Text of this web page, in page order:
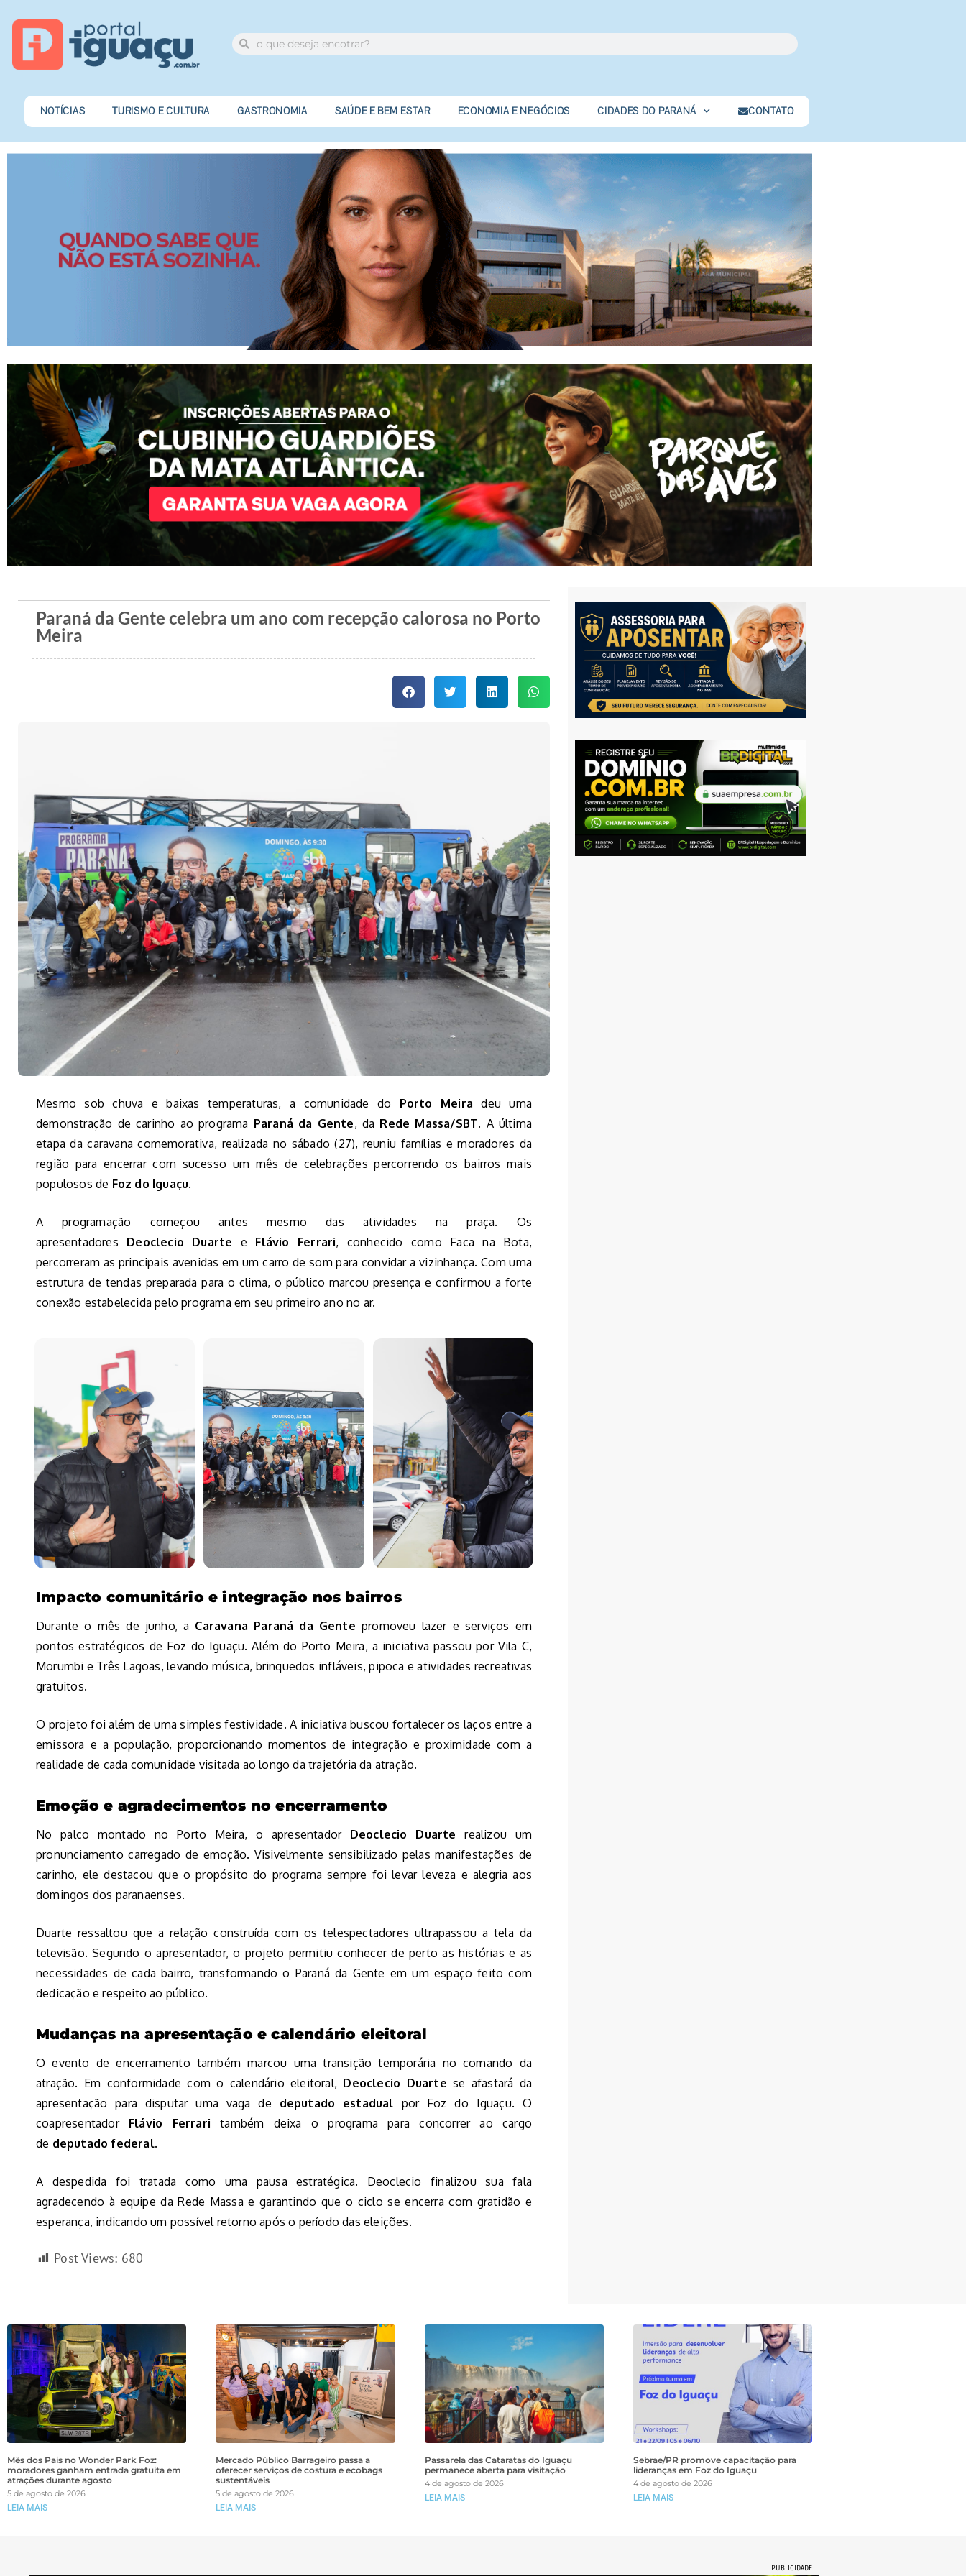
NOTÍCIAS TURISMO E CULTURA GASTRONOMIA SAÚDE E BEM ESTAR ECONOMIA E NEGÓCIOS CIDADES DO PARANÁ CONTATO
Paraná da Gente celebra um ano com recepção calorosa no Porto
Meira
Mesmo sob chuva e baixas temperaturas, a comunidade do Porto Meira deu uma
demonstração de carinho ao programa Paraná da Gente, da Rede Massa/SBT. A última
etapa da caravana comemorativa, realizada no sábado (27), reuniu famílias e moradores da
região para encerrar com sucesso um mês de celebrações percorrendo os bairros mais
populosos de Foz do Iguaçu.
A programação começou antes mesmo das atividades na praça. Os
apresentadores Deoclecio Duarte e Flávio Ferrari, conhecido como Faca na Bota,
percorreram as principais avenidas em um carro de som para convidar a vizinhança. Com uma
estrutura de tendas preparada para o clima, o público marcou presença e confirmou a forte
conexão estabelecida pelo programa em seu primeiro ano no ar.
Impacto comunitário e integração nos bairros
Durante o mês de junho, a Caravana Paraná da Gente promoveu lazer e serviços em
pontos estratégicos de Foz do Iguaçu. Além do Porto Meira, a iniciativa passou por Vila C,
Morumbi e Três Lagoas, levando música, brinquedos infláveis, pipoca e atividades recreativas
gratuitos.
O projeto foi além de uma simples festividade. A iniciativa buscou fortalecer os laços entre a
emissora e a população, proporcionando momentos de integração e proximidade com a
realidade de cada comunidade visitada ao longo da trajetória da atração.
Emoção e agradecimentos no encerramento
No palco montado no Porto Meira, o apresentador Deoclecio Duarte realizou um
pronunciamento carregado de emoção. Visivelmente sensibilizado pelas manifestações de
carinho, ele destacou que o propósito do programa sempre foi levar leveza e alegria aos
domingos dos paranaenses.
Duarte ressaltou que a relação construída com os telespectadores ultrapassou a tela da
televisão. Segundo o apresentador, o projeto permitiu conhecer de perto as histórias e as
necessidades de cada bairro, transformando o Paraná da Gente em um espaço feito com
dedicação e respeito ao público.
Mudanças na apresentação e calendário eleitoral
O evento de encerramento também marcou uma transição temporária no comando da
atração. Em conformidade com o calendário eleitoral, Deoclecio Duarte se afastará da
apresentação para disputar uma vaga de deputado estadual por Foz do Iguaçu. O
coapresentador Flávio Ferrari também deixa o programa para concorrer ao cargo
de deputado federal.
A despedida foi tratada como uma pausa estratégica. Deoclecio finalizou sua fala
agradecendo à equipe da Rede Massa e garantindo que o ciclo se encerra com gratidão e
esperança, indicando um possível retorno após o período das eleições.
Post Views: 680
Mês dos Pais no Wonder Park Foz:
moradores ganham entrada gratuita em
atrações durante agosto
5 de agosto de 2026
LEIA MAIS
Mercado Público Barrageiro passa a
oferecer serviços de costura e ecobags
sustentáveis
5 de agosto de 2026
LEIA MAIS
Passarela das Cataratas do Iguaçu
permanece aberta para visitação
4 de agosto de 2026
LEIA MAIS
Sebrae/PR promove capacitação para
lideranças em Foz do Iguaçu
4 de agosto de 2026
LEIA MAIS
PUBLICIDADE